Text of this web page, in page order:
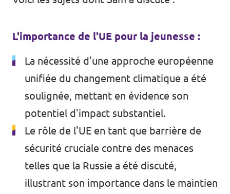
L'importance de l'UE pour la jeunesse :
La nécessité d'une approche européenne
unifiée du changement climatique a été
soulignée, mettant en évidence son
potentiel d'impact substantiel.
Le rôle de l'UE en tant que barrière de
sécurité cruciale contre des menaces
telles que la Russie a été discuté,
illustrant son importance dans le maintien